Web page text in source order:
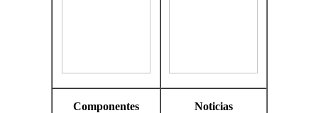
Componentes Noticias